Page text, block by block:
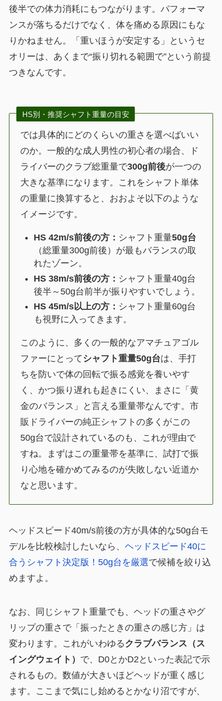
後半での体力消耗にもつながります。パフォーマ
ンスが落ちるだけでなく、体を痛める原因にもな
りかねません。「重いほうが安定する」というセ
オリーは、あくまで“振り切れる範囲で”という前提
つきなんです。
HS別・推奨シャフト重量の目安
では具体的にどのくらいの重さを選べばいい
のか。一般的な成人男性の初心者の場合、ド
ライバーのクラブ総重量で300g前後が一つの
大きな基準になります。これをシャフト単体
の重量に換算すると、おおよそ以下のような
イメージです。
HS 42m/s前後の方： シャフト重量50g台
（総重量300g前後）が最もバランスの取
れたゾーン。
HS 38m/s前後の方： シャフト重量40g台
後半～50g台前半が振りやすいでしょう。
HS 45m/s以上の方： シャフト重量60g台
も視野に入ってきます。
このように、多くの一般的なアマチュアゴル
ファーにとって シャフト重量50g台は、手打
ちを防いで体の回転で振る感覚を養いやす
く、かつ振り遅れも起きにくい、まさに「黄
金のバランス」と言える重量帯なんです。市
販ドライバーの純正シャフトの多くがこの
50g台で設計されているのも、これが理由で
すね。まずはこの重量帯を基準に、試打で振
り心地を確かめてみるのが失敗しない近道か
なと思います。
ヘッドスピード40m/s前後の方が具体的な50g台モ
デルを比較検討したいなら、 ヘッドスピード40に
合うシャフト決定版！50g台を厳選で候補を絞り込
めますよ。
なお、同じシャフト重量でも、ヘッドの重さやグ
リップの重さで「振ったときの重さの感じ方」は
変わります。これがいわゆるクラブバランス（ス
イングウェイト） で、D0とかD2といった表記で示
されるもの。数値が大きいほどヘッドが重く感じ
ます。ここまで気にし始めるとかなり沼ですが、